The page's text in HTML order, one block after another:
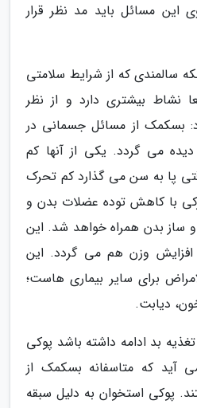
این مسائل باید مد نظر قرار
سالمندی که از شرایط سلامتی
نشاط بیشتری دارد و از نظر
بسکمک از مسائل جسمانی در
دیده می گردد. یکی از آنها کم
پا به سن می گذارد کم تحرک
با کاهش توده عضلات بدن و
بدن همراه خواهد شد. این
وزن هم می گردد. این
برای سایر بیماری هاست؛
دیابت.
بد ادامه داشته باشد پوکی
آید که متاسفانه بسکمک از
پوکی استخوان به دلیل سبقه